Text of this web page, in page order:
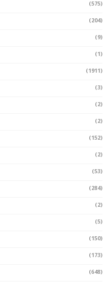
(575)
(204)
(9)
(1)
(1911)
(3)
(2)
(2)
(152)
(2)
(53)
(284)
(2)
(5)
(150)
(173)
(648)